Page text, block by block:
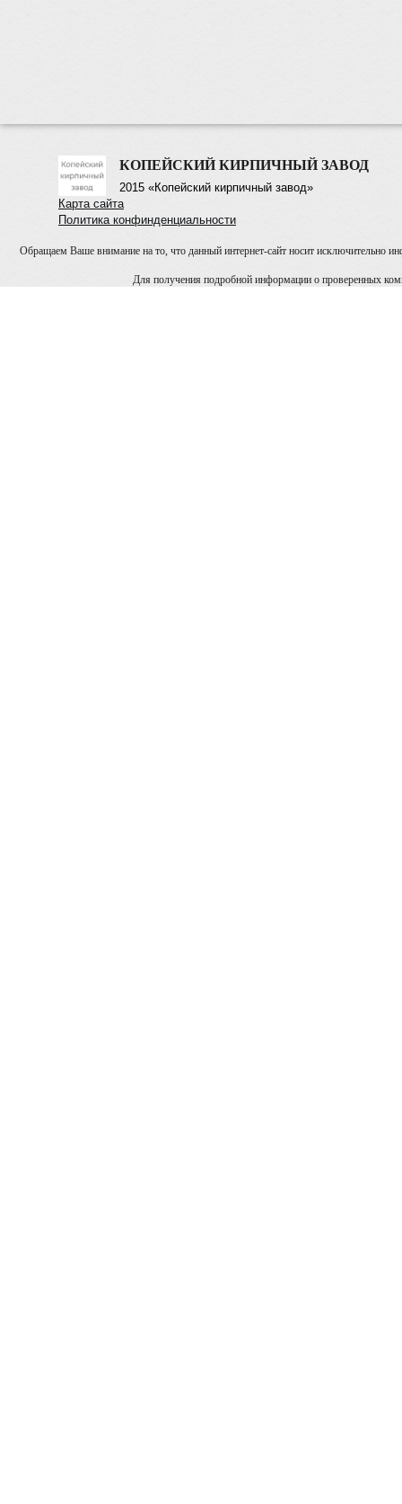
КОПЕЙСКИЙ КИРПИЧНЫЙ ЗАВОД
2015 «Копейский кирпичный завод»
Карта сайта
Политика конфинденциальности
Обращаем Ваше внимание на то, что данный интернет-сайт носит исключительно
Для получения подробной информации о проверенных